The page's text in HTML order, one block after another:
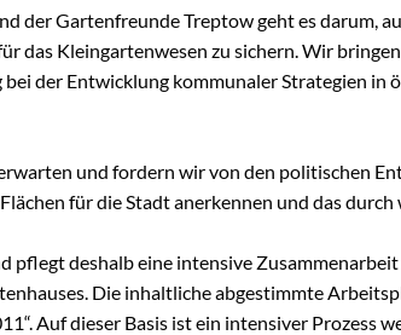
der Gartenfreunde Treptow geht es darum,
das Kleingartenwesen zu sichern. Wir
der Entwicklung kommunaler Strategien
und fordern wir von den politischen
für die Stadt anerkennen und das
pflegt deshalb eine intensive
Die inhaltliche abgestimmte
Auf dieser Basis ist ein intensiver